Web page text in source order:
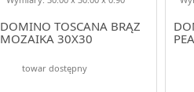
DOMINO TOSCANA BRĄZ
MOZAIKA 30X30
towar dostępny